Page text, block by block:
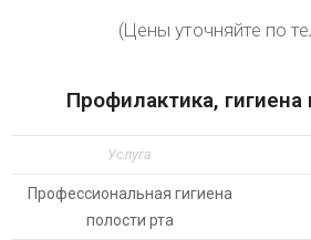
(Цены уточняйте по
Профилактика, гигиена
Услуга
Профессиональная гигиена
полости рта